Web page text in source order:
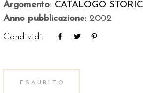
Argomento: CATALOGO
Anno pubblicazione: 2002
Condividi:
ESAURITO